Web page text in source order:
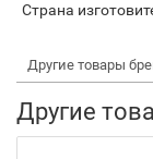
Страна
Другие товары
Другие